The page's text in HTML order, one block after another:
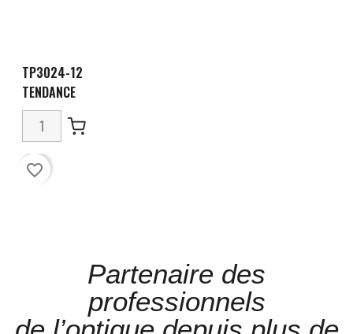
TP3024-12
TENDANCE
favorite_border
Partenaire des
professionnels